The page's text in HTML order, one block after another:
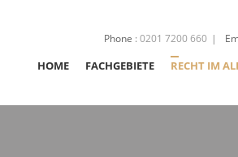
Phone : 0201 7200 660
HOME FACHGEBIETE RECHT IM